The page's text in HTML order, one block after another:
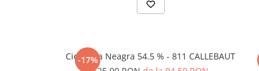
-17%
Ciocolata Neagra 54.5 % - 811 CALLEBAUT